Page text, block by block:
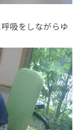
吸をしながらゆ